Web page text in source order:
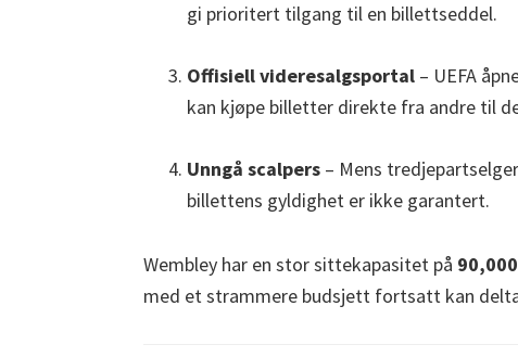
gi prioritert tilgang til en billettseddel.
Offisiell videresalgsportal – UEFA
kan kjøpe billetter direkte fra andre til
Unngå scalpers – Mens
billettens gyldighet er ikke garantert.
Wembley har en stor sittekapasitet på 90,000
med et strammere budsjett fortsatt kan